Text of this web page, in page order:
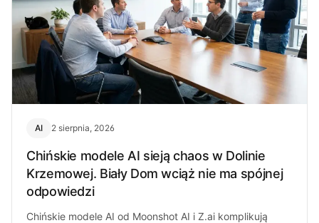
AI 2 sierpnia, 2026
Chińskie modele AI sieją chaos w Dolinie
Krzemowej. Biały Dom wciąż nie ma spójnej
odpowiedzi
Chińskie modele AI od Moonshot AI i Z.ai komplikują